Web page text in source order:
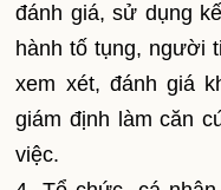
đánh giá, sử dụng
hành tố tụng, người
xem xét, đánh giá
giám định làm căn
việc.